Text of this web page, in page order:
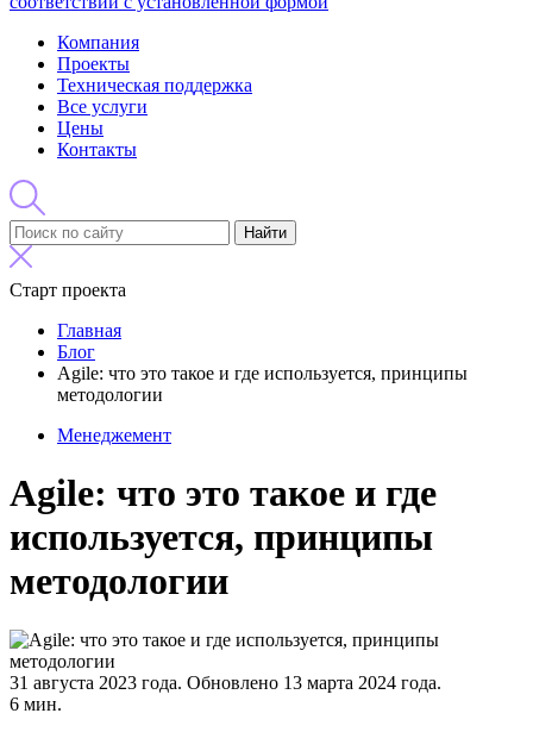
Компания
Проекты
Техническая поддержка
Все услуги
Цены
Контакты
Найти
Старт проекта
Главная
Блог
Agile: что это такое и где используется, принципы
методологии
Менеджемент
Agile: что это такое и где
используется, принципы
методологии
31 августа 2023 года. Обновлено 13 марта 2024 года.
6 мин.